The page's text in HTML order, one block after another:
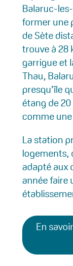
Balaruc-
former une
de Sète
trouve à 28
garrigue et
Thau,
presqu’île
étang de
comme
La station
logements,
adapté aux
année faire
En